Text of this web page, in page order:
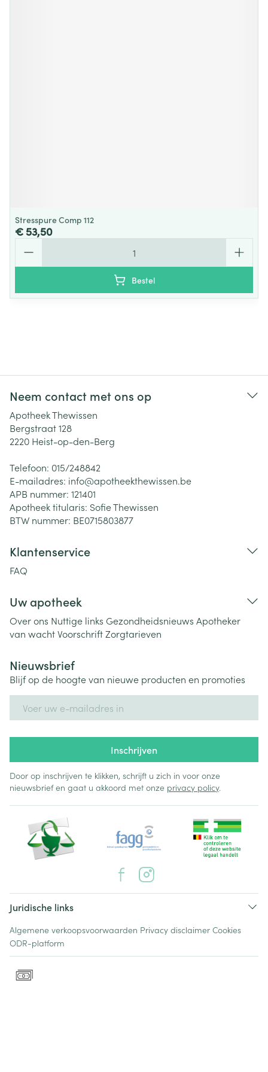
Stresspure Comp 112
€ 53,50
Bestel
Neem contact met ons op
Apotheek Thewissen
Bergstraat 128
2220 Heist-op-den-Berg
Telefoon: 015/248842
E-mailadres: info@apotheekthewissen.be
APB nummer: 121401
Apotheek titularis: Sofie Thewissen
BTW nummer: BE0715803877
Klantenservice
FAQ
Uw apotheek
Over ons Nuttige links Gezondheidsnieuws Apotheker
van wachtVoorschriftZorgtarieven
Nieuwsbrief
Blijf op de hoogte van nieuwe producten en promoties
Inschrijven
Door op inschrijven te klikken, schrijft u zich in voor onze
nieuwsbrief en gaat u akkoord met onze privacy policy.
Juridische links
Algemene verkoopsvoorwaarden Privacy disclaimer Cookies
ODR-platform